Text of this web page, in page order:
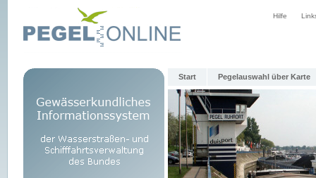
Hilfe
Start Pegelauswahl über Karte